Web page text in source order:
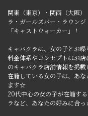
関東（東京）・関西（大阪
ラ・ガールズバー・ラウン
「キャストウォーカー」！
キャバクラは、女の子とお喋
料金体系やコンセプトはお
のキャバクラ店舗情報を掲載
在籍している女の子は、あ
ます☆
20代中心の女の子が在籍す
ラなど、あなたの好みに合